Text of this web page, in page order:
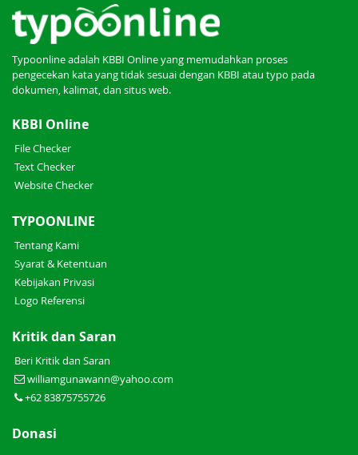
Typoonline adalah KBBI Online yang memudahkan proses
pengecekan kata yang tidak sesuai dengan KBBI atau typo pada
dokumen, kalimat, dan situs web.
KBBI Online
File Checker
Text Checker
Website Checker
TYPOONLINE
Tentang Kami
Syarat & Ketentuan
Kebijakan Privasi
Logo Referensi
Kritik dan Saran
Beri Kritik dan Saran
williamgunawann@yahoo.com
+62 83875755726
Donasi